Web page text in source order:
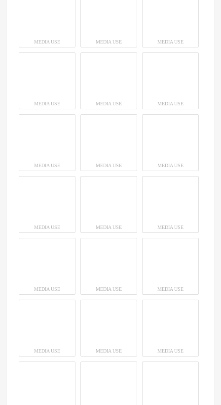
MEDIA USE MEDIA USE MEDIA USE
MEDIA USE MEDIA USE MEDIA USE
MEDIA USE MEDIA USE MEDIA USE
MEDIA USE MEDIA USE MEDIA USE
MEDIA USE MEDIA USE MEDIA USE
MEDIA USE MEDIA USE MEDIA USE